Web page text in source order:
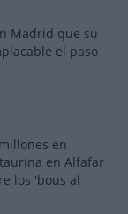
Madrid que su
el paso
en
en Alfafar
los 'bous al